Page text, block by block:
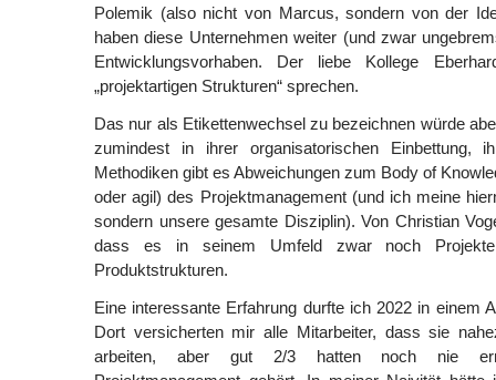
Polemik (also nicht von Marcus, sondern von der
haben diese Unternehmen weiter (und zwar
Entwicklungsvorhaben. Der liebe Kollege
„projektartigen Strukturen“ sprechen.
Das nur als Etikettenwechsel zu bezeichnen würde
zumindest in ihrer organisatorischen Einbettung,
Methodiken gibt es Abweichungen zum Body of
oder agil) des Projektmanagement (und ich meine
sondern unsere gesamte Disziplin). Von Christian
dass es in seinem Umfeld zwar noch
Produktstrukturen.
Eine interessante Erfahrung durfte ich 2022 in einem
Dort versicherten mir alle Mitarbeiter, dass sie
arbeiten, aber gut 2/3 hatten noch nie